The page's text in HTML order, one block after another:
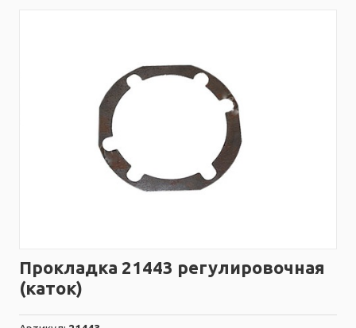
Прокладка 21443 регулировочная
(каток)